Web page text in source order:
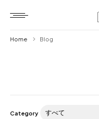
Home Blog
Category